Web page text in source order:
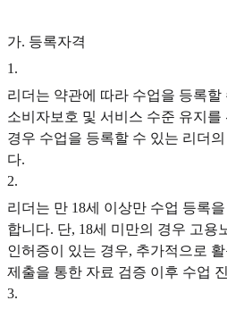
가. 등록자격
1 .
리더는 약관에 따라 수업을 등록
소비자보호 및 서비스 수준 유지를
경우 수업을 등록할 수 있는 리더
다.
2.
리더는 만 18세 이상만 수업 등록
합니다. 단, 18세 미만의 경우 고용
인허증이 있는 경우, 추가적으로
제출을 통한 자료 검증 이후 수업
3.